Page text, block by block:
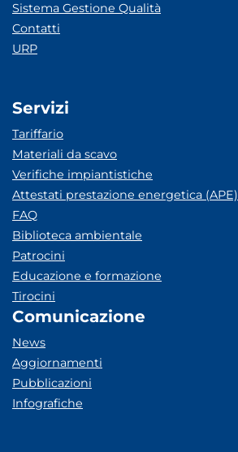
Sistema Gestione Qualità
Contatti
URP
Servizi
Tariffario
Materiali da scavo
Verifiche impiantistiche
Attestati prestazione energetica (APE)
FAQ
Biblioteca ambientale
Patrocini
Educazione e formazione
Tirocini
Comunicazione
News
Aggiornamenti
Pubblicazioni
Infografiche